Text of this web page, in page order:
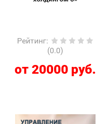
Рейтинг:
(0.0)
от 20000 руб.